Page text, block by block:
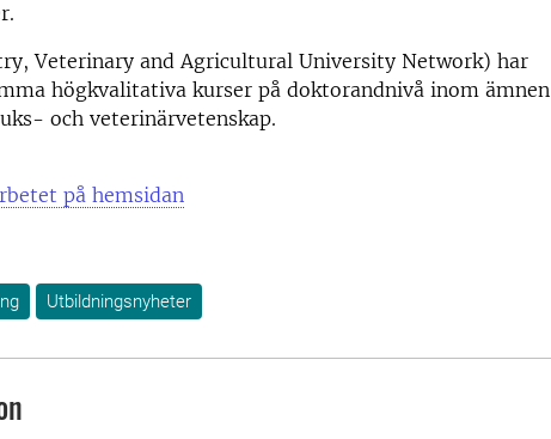
Veterinary and Agricultural University Network) har
högkvalitativa kurser på doktorandnivå inom ämnen
och veterinärvetenskap.
på hemsidan
Utbildningsnyheter